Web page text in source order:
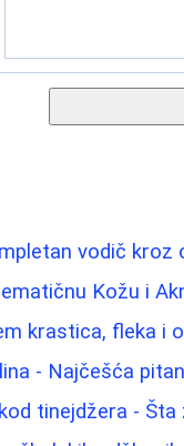
vodič kroz
Kožu i
krastica, fleka i
- Najčešća
tinejdžera -